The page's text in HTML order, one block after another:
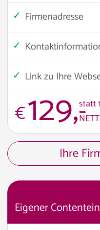
Firmenadresse
Link zu Ihre
€129,-
statt
Ihre
Eigener